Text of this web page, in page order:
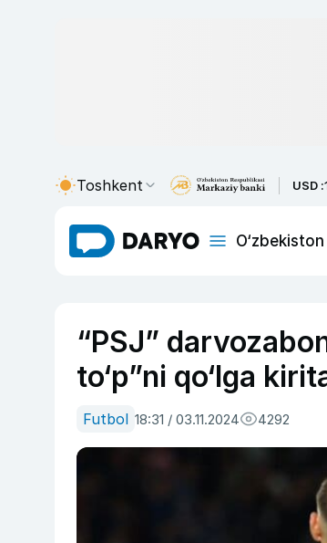
Toshkent USD :
O‘zbekiston
“PSJ”
to‘p”ni qo‘lga
Futbol 18:31 / 03.11.2024 4292